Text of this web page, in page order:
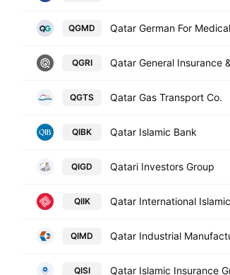
QGMD
QGRI
QGTS Qatar Gas Transport Co.
QIBK Qatar Islamic Bank
QIGD Qatari Investors Group
QIIK
QIMD
QISI